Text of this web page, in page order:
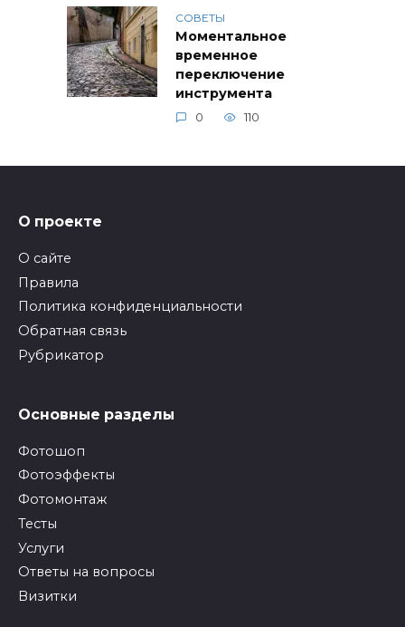
СОВЕТЫ
Моментальное
временное
переключение
инструмента
0 110
О проекте
О сайте
Правила
Политика конфиденциальности
Обратная связь
Рубрикатор
Основные разделы
Фотошоп
Фотоэффекты
Фотомонтаж
Тесты
Услуги
Ответы на вопросы
Визитки